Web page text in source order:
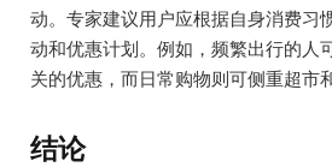
动。专家建议用户应根据自身消费习
动和优惠计划。例如，频繁出行的人
关的优惠，而日常购物则可侧重超市
结论